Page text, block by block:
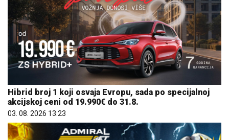
Hibrid broj 1 koji osvaja Evropu, sada po specijalnoj
akcijskoj ceni od 19.990€ do 31.8.
03. 08. 2026 13:23